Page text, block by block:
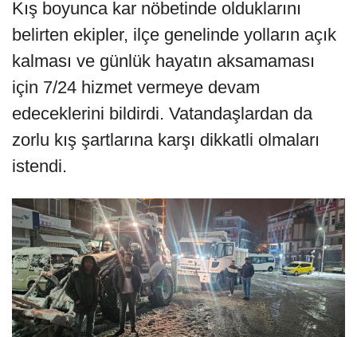
Kış boyunca kar nöbetinde olduklarını
belirten ekipler, ilçe genelinde yolların açık
kalması ve günlük hayatın aksamaması
için 7/24 hizmet vermeye devam
edeceklerini bildirdi. Vatandaşlardan da
zorlu kış şartlarına karşı dikkatli olmaları
istendi.